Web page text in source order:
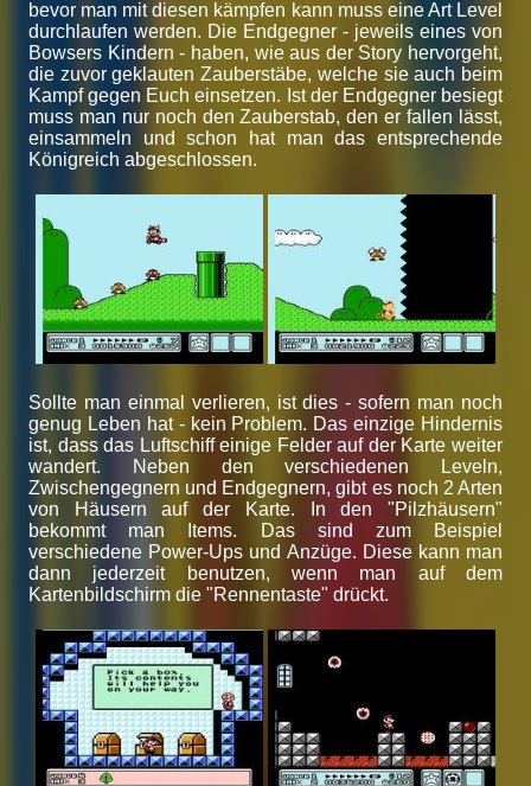
bevor man mit diesen kämpfen kann muss eine Art Level
durchlaufen werden. Die Endgegner - jeweils eines von
Bowsers Kindern - haben, wie aus der Story hervorgeht,
die zuvor geklauten Zauberstäbe, welche sie auch beim
Kampf gegen Euch einsetzen. Ist der Endgegner besiegt
muss man nur noch den Zauberstab, den er fallen lässt,
einsammeln und schon hat man das entsprechende
Königreich abgeschlossen.
Sollte man einmal verlieren, ist dies - sofern man noch
genug Leben hat - kein Problem. Das einzige Hindernis
ist, dass das Luftschiff einige Felder auf der Karte weiter
wandert. Neben den verschiedenen Leveln,
Zwischengegnern und Endgegnern, gibt es noch 2 Arten
von Häusern auf der Karte. In den "Pilzhäusern"
bekommt man Items. Das sind zum Beispiel
verschiedene Power-Ups und Anzüge. Diese kann man
dann jederzeit benutzen, wenn man auf dem
Kartenbildschirm die "Rennentaste" drückt.